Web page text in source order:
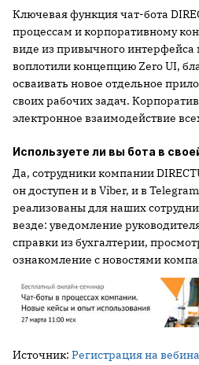
Ключевая функция чат-бота
процессам и корпоративному
виде из привычного
воплотили концепцию Zero UI,
осваивать новое отдельное
своих рабочих задач.
электронное взаимодействие
Используете ли вы бота в
Да, сотрудники компании
он доступен и в Viber, и в
реализованы для наших
везде: уведомление
справки из бухгалтерии,
ознакомление с новостями
Источник: Регистрация на